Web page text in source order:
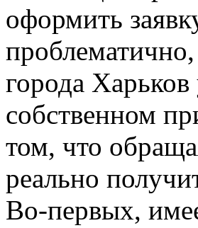
оформить
города
собственном
том, что
реально
Во-первых,